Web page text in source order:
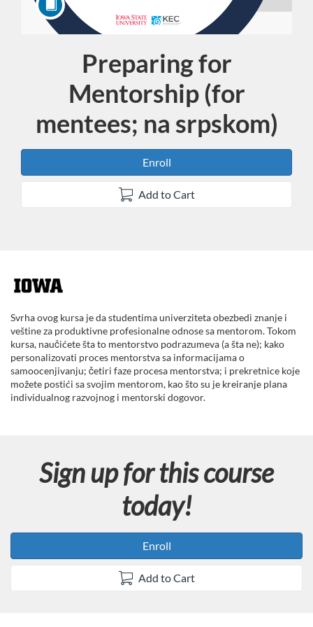
Course
Preparing for
Mentorship (for
mentees; na srpskom)
Enroll
Add to Cart
F
u
l
l
s
Svrha ovog kursa je da studentima univerziteta obezbedi znanje i
veštine za produktivne profesionalne odnose sa mentorom. Tokom
kursa, naučićete šta to mentorstvo podrazumeva (a šta ne); kako
personalizovati proces mentorstva sa informacijama o
samoocenjivanju; četiri faze procesa mentorstva; i prekretnice koje
možete postići sa svojim mentorom, kao što su je kreiranje plana
individualnog razvojnog i mentorski dogovor.
Sign up for this course
today!
Enroll
Add to Cart